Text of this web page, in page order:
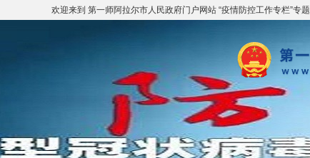
欢迎来到 第一师阿拉尔市人民政府门户网站 “疫情防控工作专栏”专题